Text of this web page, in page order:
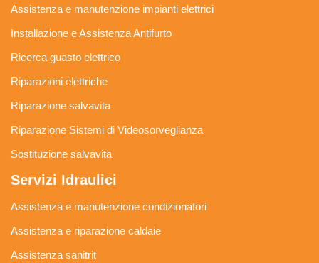
Assistenza e manutenzione impianti elettrici
Installazione e Assistenza Antifurto
Ricerca guasto elettrico
Riparazioni elettriche
Riparazione salvavita
Riparazione Sistemi di Videosorveglianza
Sostituzione salvavita
Servizi Idraulici
Assistenza e manutenzione condizionatori
Assistenza e riparazione caldaie
Assistenza sanitrit